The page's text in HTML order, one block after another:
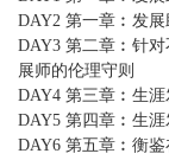
DAY2 第一章︰发
DAY3 第二章︰针
展师的伦理守则
DAY4 第三章︰生涯
DAY5 第四章︰生
DAY6 第五章︰衡